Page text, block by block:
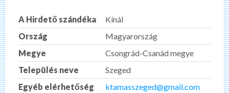
A Hirdető szándéka
Kínál
Ország
Magyarország
Megye
Csongrád-Csanád megye
Település neve
Szeged
Egyéb elérhetőség
ktamasszeged@gmail.com